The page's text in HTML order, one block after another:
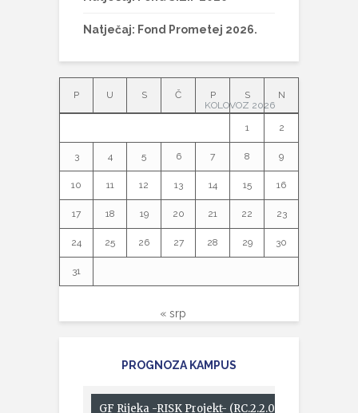
Natječaj: Fond Prometej 2026.
KOLOVOZ 2026
P U S Č P S N
1 2
3 4 5 6 7 8 9
10 11 12 13 14 15 16
17 18 19 20 21 22 23
24 25 26 27 28 29 30
31
« srp
PROGNOZA KAMPUS